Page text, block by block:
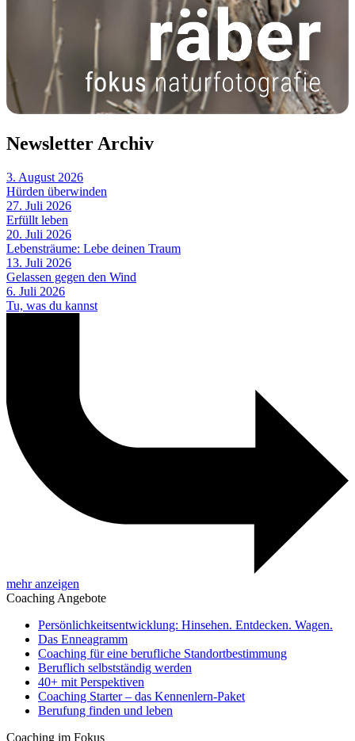
Newsletter Archiv
3. August 2026
Hürden überwinden
27. Juli 2026
Erfüllt leben
20. Juli 2026
Lebensträume: Lebe deinen Traum
13. Juli 2026
Gelassen gegen den Wind
6. Juli 2026
Tu, was du kannst
mehr anzeigen
Coaching Angebote
Persönlichkeitsentwicklung: Hinsehen. Entdecken. Wagen.
Das Enneagramm
Coaching für eine berufliche Standortbestimmung
Beruflich selbstständig werden
40+ mit Perspektiven
Coaching Starter – das Kennenlern-Paket
Berufung finden und leben
Coaching im Fokus